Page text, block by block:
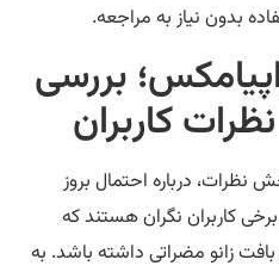
نیاز به مراجعه.
بررسی
کاربران
درباره احتمال بروز
نگران هستند که
زانو مضراتی داشته باشد. به